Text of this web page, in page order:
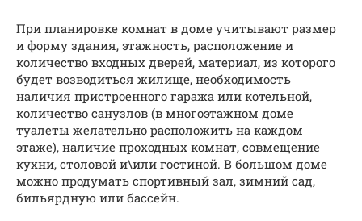
При планировке комнат в доме учитывают размер
и форму здания, этажность, расположение и
количество входных дверей, материал, из которого
будет возводиться жилище, необходимость
наличия пристроенного гаража или котельной,
количество санузлов (в многоэтажном доме
туалеты желательно расположить на каждом
этаже), наличие проходных комнат, совмещение
кухни, столовой и\или гостиной. В большом доме
можно продумать спортивный зал, зимний сад,
бильярдную или бассейн.